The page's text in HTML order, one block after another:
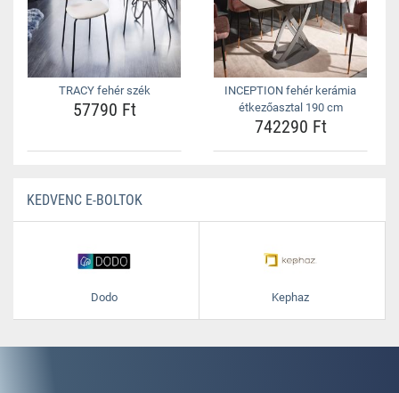
TRACY fehér szék
57790 Ft
INCEPTION fehér kerámia
étkezőasztal 190 cm
742290 Ft
KEDVENC E-BOLTOK
Dodo Kephaz